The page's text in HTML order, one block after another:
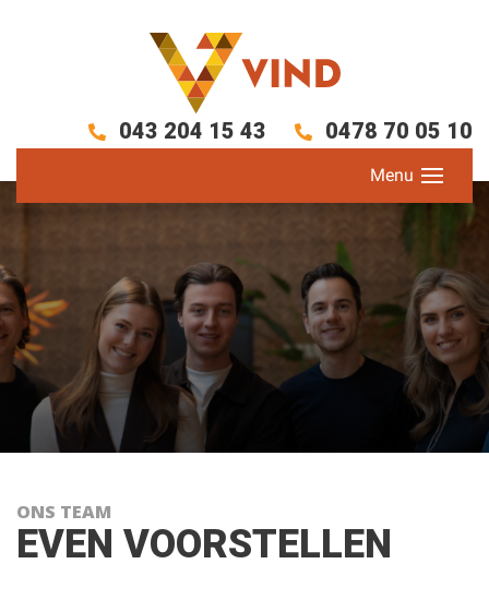
043 204 15 43 0478 70 05 10
ONS TEAM
EVEN VOORSTELLEN